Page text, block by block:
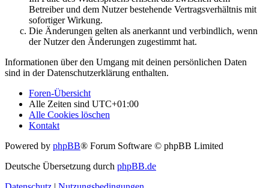
Betreiber und dem Nutzer bestehende Vertragsverhältnis mit
sofortiger Wirkung.
Die Änderungen gelten als anerkannt und verbindlich, wenn
der Nutzer den Änderungen zugestimmt hat.
Informationen über den Umgang mit deinen persönlichen Daten
sind in der Datenschutzerklärung enthalten.
Foren-Übersicht
Alle Zeiten sind UTC+01:00
Alle Cookies löschen
Kontakt
Powered by phpBB® Forum Software © phpBB Limited
Deutsche Übersetzung durch phpBB.de